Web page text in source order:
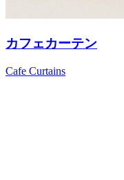
カフェカーテン
Cafe Curtains